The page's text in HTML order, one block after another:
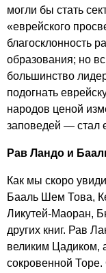
могли бы стать
«еврейского
благосклонность
образования; но
большинство
подогнать
народов ценой
заповедей — стал
Рав Ландо и
Как мы скоро
Бааль Шем Това,
Ликутей-Маоран,
других книг. Рав
великим Цадиком,
сокровенной